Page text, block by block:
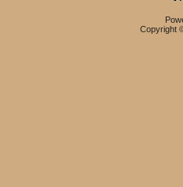
Copyright